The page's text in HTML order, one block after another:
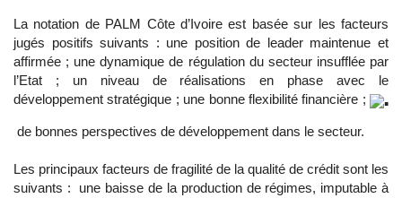
La notation de PALM Côte d’Ivoire est basée sur les facteurs
jugés positifs suivants : une position de leader maintenue et
affirmée ; une dynamique de régulation du secteur insufflée par
l’Etat ; un niveau de réalisations en phase avec le
développement stratégique ; une bonne flexibilité financière ;
de bonnes perspectives de développement dans le secteur.
Les principaux facteurs de fragilité de la qualité de crédit sont les
suivants : une baisse de la production de régimes, imputable à